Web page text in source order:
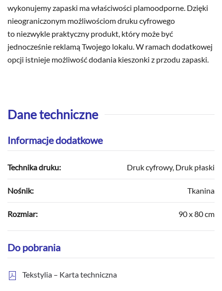
wykonujemy zapaski ma właściwości plamoodporne. Dzięki
nieograniczonym możliwościom druku cyfrowego
to niezwykle praktyczny produkt, który może być
jednocześnie reklamą Twojego lokalu. W ramach dodatkowej
opcji istnieje możliwość dodania kieszonki z przodu zapaski.
Dane techniczne
Informacje dodatkowe
Technika druku: Druk cyfrowy, Druk płaski
Nośnik: Tkanina
Rozmiar: 90 x 80 cm
Do pobrania
Tekstylia – Karta techniczna